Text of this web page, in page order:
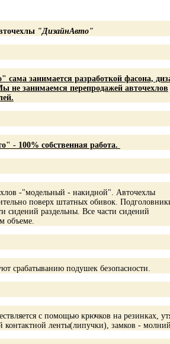
"ДизайнАвто"
занимается разработкой фасона,
не занимаемся перепродажей авточехлов
- 100% собственная работа.
-"модельный - накидной". Авточехлы
поверх штатных обивок.
сидений раздельны. Все части сидений
объеме.
срабатыванию подушек безопасности.
с помощью крючков на резинках,
контактной ленты(липучки), замков -